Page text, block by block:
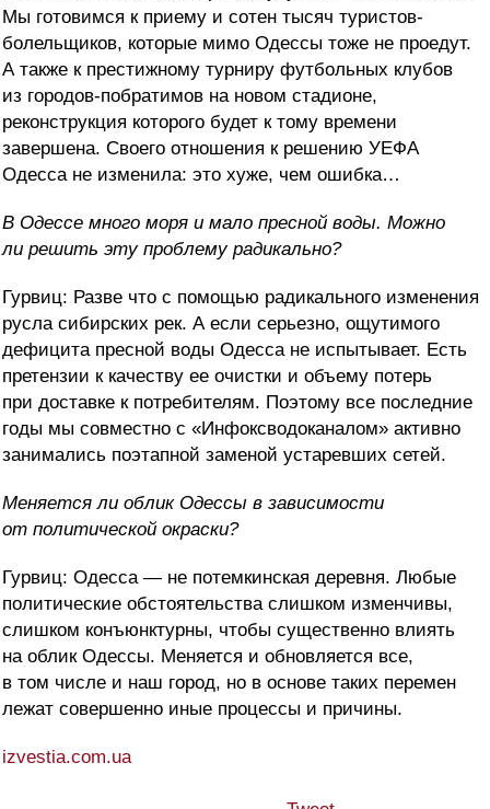
Мы готовимся к приему и сотен тысяч туристов-
болельщиков, которые мимо Одессы тоже не проедут.
А также к престижному турниру футбольных клубов
из городов-побратимов на новом стадионе,
реконструкция которого будет к тому времени
завершена. Своего отношения к решению УЕФА
Одесса не изменила: это хуже, чем ошибка…
В Одессе много моря и мало пресной воды. Можно
ли решить эту проблему радикально?
Гурвиц: Разве что с помощью радикального изменения
русла сибирских рек. А если серьезно, ощутимого
дефицита пресной воды Одесса не испытывает. Есть
претензии к качеству ее очистки и объему потерь
при доставке к потребителям. Поэтому все последние
годы мы совместно с «Инфоксводоканалом» активно
занимались поэтапной заменой устаревших сетей.
Меняется ли облик Одессы в зависимости
от политической окраски?
Гурвиц: Одесса — не потемкинская деревня. Любые
политические обстоятельства слишком изменчивы,
слишком конъюнктурны, чтобы существенно влиять
на облик Одессы. Меняется и обновляется все,
в том числе и наш город, но в основе таких перемен
лежат совершенно иные процессы и причины.
izvestia.com.ua